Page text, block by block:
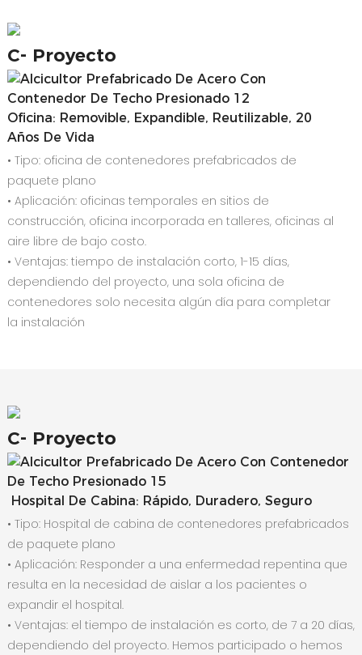
C- Proyecto
Oficina: Removible, Expandible, Reutilizable, 20
Años De Vida
• Tipo: oficina de contenedores prefabricados de
paquete plano
• Aplicación: oficinas temporales en sitios de
construcción, oficina incorporada en talleres, oficinas al
aire libre de bajo costo.
• Ventajas: tiempo de instalación corto, 1-15 días,
dependiendo del proyecto, una sola oficina de
contenedores solo necesita algún día para completar
la instalación
C- Proyecto
Hospital De Cabina: Rápido, Duradero, Seguro
• Tipo: Hospital de cabina de contenedores prefabricados
de paquete plano
• Aplicación: Responder a una enfermedad repentina que
resulta en la necesidad de aislar a los pacientes o
expandir el hospital.
• Ventajas: el tiempo de instalación es corto, de 7 a 20 días,
dependiendo del proyecto. Hemos participado o hemos